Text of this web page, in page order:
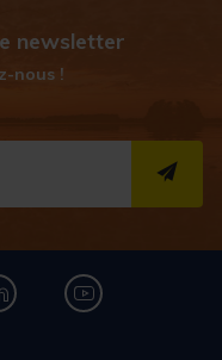
newsletter
nous !